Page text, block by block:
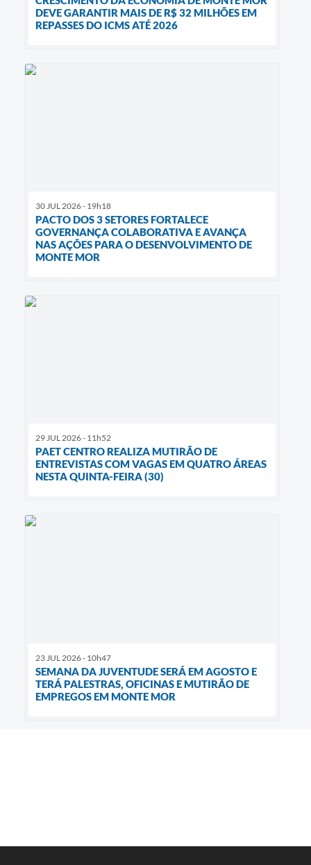
DEVE GARANTIR MAIS DE R$ 32 MILHÕES EM
REPASSES DO ICMS ATÉ 2026
30 JUL 2026 - 19h18
PACTO DOS 3 SETORES FORTALECE
GOVERNANÇA COLABORATIVA E AVANÇA
NAS AÇÕES PARA O DESENVOLVIMENTO DE
MONTE MOR
29 JUL 2026 - 11h52
PAET CENTRO REALIZA MUTIRÃO DE
ENTREVISTAS COM VAGAS EM QUATRO ÁREAS
NESTA QUINTA-FEIRA (30)
23 JUL 2026 - 10h47
SEMANA DA JUVENTUDE SERÁ EM AGOSTO E
TERÁ PALESTRAS, OFICINAS E MUTIRÃO DE
EMPREGOS EM MONTE MOR